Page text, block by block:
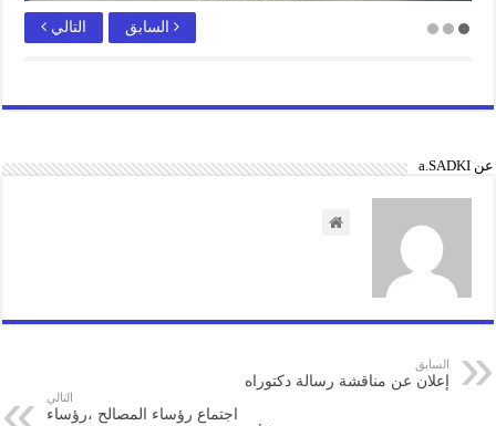
التالي السابق
عن a.SADKI
السابق
إعلان عن مناقشة رسالة دكتوراه
التالي
اجتماع رؤساء المصالح ،رؤساء